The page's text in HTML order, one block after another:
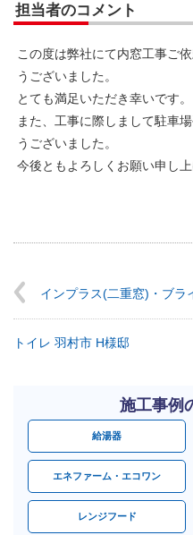
担当者のコメント
この度は弊社にて内窓工事ご
うございました。
とても満足いただき幸いです。
また、工事に際しまして駐車
うございました。
今後ともよろしくお願い申し上
インプラス(二重窓)・ブラ
トイレ 羽村市 H様邸
施工事例
給湯器
エネファーム・エコワン
レンジフード